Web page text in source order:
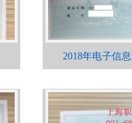
2018年电子信